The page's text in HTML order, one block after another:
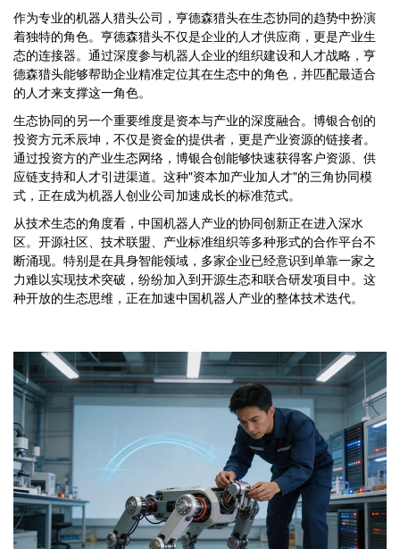
作为专业的机器人猎头公司，亨德森猎头在生态协同的趋势中扮演
着独特的角色。亨德森猎头不仅是企业的人才供应商，更是产业生
态的连接器。通过深度参与机器人企业的组织建设和人才战略，亨
德森猎头能够帮助企业精准定位其在生态中的角色，并匹配最适合
的人才来支撑这一角色。
生态协同的另一个重要维度是资本与产业的深度融合。博银合创的
投资方元禾辰坤，不仅是资金的提供者，更是产业资源的链接者。
通过投资方的产业生态网络，博银合创能够快速获得客户资源、供
应链支持和人才引进渠道。这种"资本加产业加人才"的三角协同模
式，正在成为机器人创业公司加速成长的标准范式。
从技术生态的角度看，中国机器人产业的协同创新正在进入深水
区。开源社区、技术联盟、产业标准组织等多种形式的合作平台不
断涌现。特别是在具身智能领域，多家企业已经意识到单靠一家之
力难以实现技术突破，纷纷加入到开源生态和联合研发项目中。这
种开放的生态思维，正在加速中国机器人产业的整体技术迭代。